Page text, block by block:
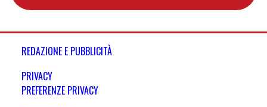
REDAZIONE E PUBBLICITÀ
PRIVACY
PREFERENZE PRIVACY